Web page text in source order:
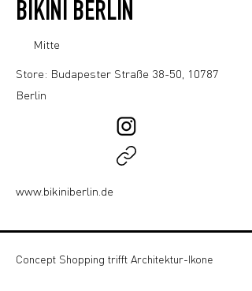
BIKINI BERLIN
Mitte
Store: Budapester Straße 38-50, 10787
Berlin
www.bikiniberlin.de
Concept Shopping trifft Architektur-Ikone